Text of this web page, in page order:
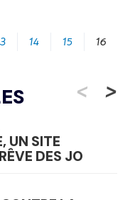
14 15 16
<
UN SITE
DES JO
>